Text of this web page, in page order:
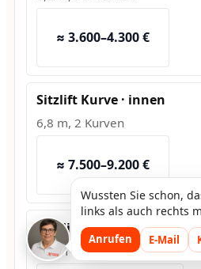
≈ 3.600–4.300 €
Sitzlift Kurve · innen
6,8 m, 2 Kurven
≈ 7.500–9.200 €
Hublift · außen
1,2 m Hub, Fundament
Wussten Sie schon,
links als auch rechts
Anrufen E-Mail